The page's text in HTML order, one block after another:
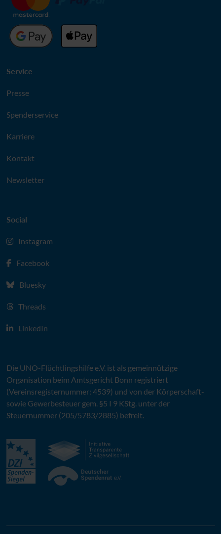
Service
Presse
Spenderservice
Karriere
Kontakt
Newsletter
Social
Instagram
Facebook
Bluesky
Threads
LinkedIn
Die UNO-Flüchtlingshilfe e.V.ist als gemeinnützige
Organisation beim Amtsgericht Bonn registriert
(Vereinsregisternummer: 4539) und von der Körperschaft-
sowie Gewerbesteuer gem. §5 I 9 KStg. unter der
Steuernummer (205/5783/2885) befreit.